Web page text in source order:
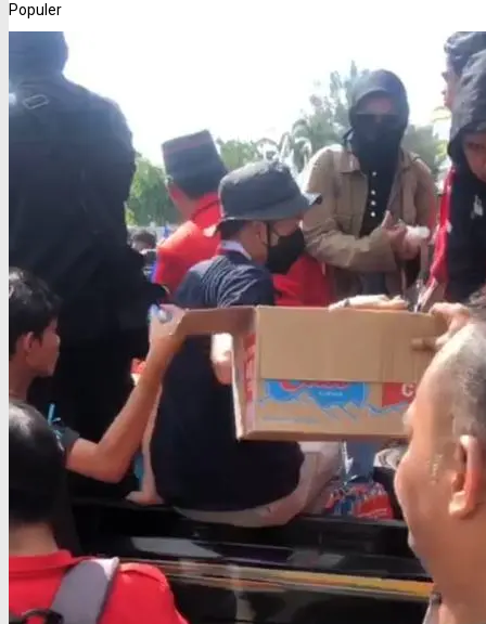
Populer